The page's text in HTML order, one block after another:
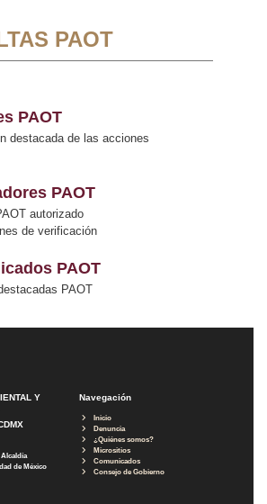
PAOT
PAOT
destacada de las acciones
PAOT
autorizado
de verificación
PAOT
PAOT
Y
Alcaldía
de México
Navegación
Inicio
Denuncia
¿Quiénes somos?
Micrositios
Comunicados
Consejo de Gobierno